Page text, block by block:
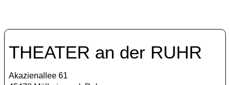
THEATER an der RUHR
Akazienallee 61